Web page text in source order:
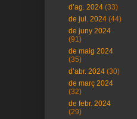
d’ag. 2024 (33)
de jul. 2024 (44)
de juny 2024
(91)
de maig 2024
(35)
d’abr. 2024 (30)
de març 2024
(32)
de febr. 2024
(29)